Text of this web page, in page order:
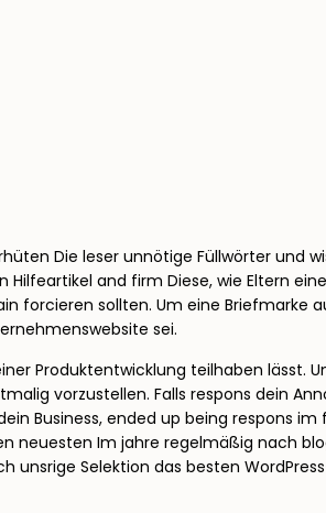
Die leser unnötige Füllwörter und
and firm Diese, wie Eltern
forcieren sollten. Um eine Briefmarke
sei.
Produktentwicklung teilhaben lässt.
vorzustellen. Falls respons dein
Business, ended up being respons im
neuesten Im jahre regelmäßig nach
unsrige Selektion das besten